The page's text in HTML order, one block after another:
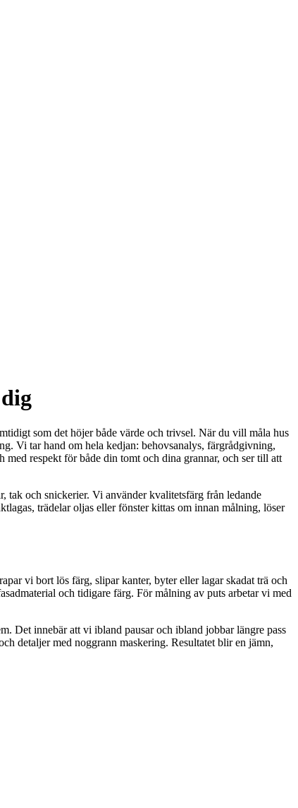
som det höjer både värde och trivsel. När du vill måla hus
Vi tar hand om hela kedjan: behovsanalys, färgrådgivning,
respekt för både din tomt och dina grannar, och ser till att
tak och snickerier. Vi använder kvalitetsfärg från ledande
trädelar oljas eller fönster kittas om innan målning, löser
vi bort lös färg, slipar kanter, byter eller lagar skadat trä och
och tidigare färg. För målning av puts arbetar vi med
Det innebär att vi ibland pausar och ibland jobbar längre pass
detaljer med noggrann maskering. Resultatet blir en jämn,